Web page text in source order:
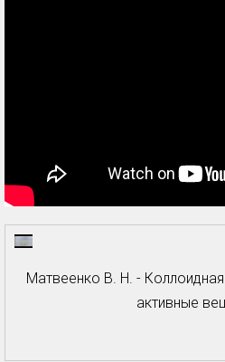
Матвеенко В. Н. -
активные